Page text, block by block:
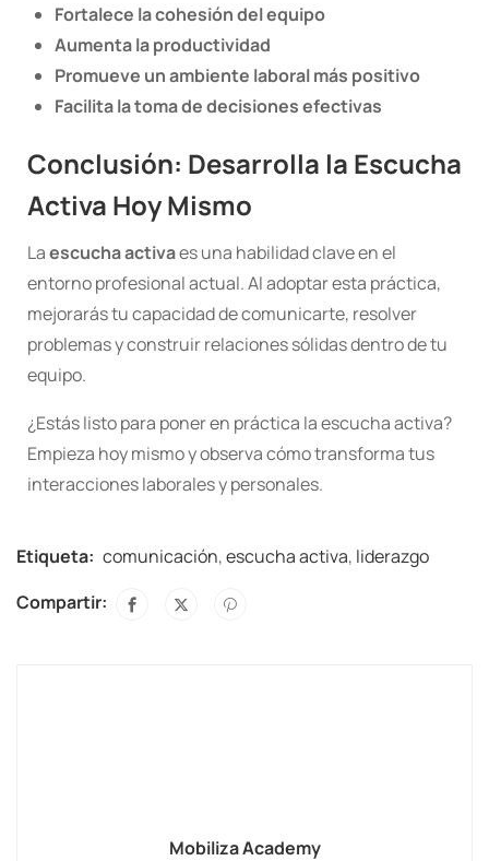
Fortalece la cohesión del equipo
Aumenta la productividad
Promueve un ambiente laboral más positivo
Facilita la toma de decisiones efectivas
Conclusión: Desarrolla la Escucha
Activa Hoy Mismo
Laescucha activaes una habilidad clave en el
entorno profesional actual. Al adoptar esta práctica,
mejorarás tu capacidad de comunicarte, resolver
problemas y construir relaciones sólidas dentro de tu
equipo.
¿Estás listo para poner en práctica la escucha activa?
Empieza hoy mismo y observa cómo transforma tus
interacciones laborales y personales.
Etiqueta: comunicación,escucha activa, liderazgo
Compartir:
Mobiliza Academy